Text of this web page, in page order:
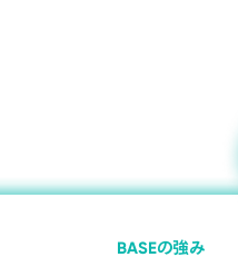
BASEの強み